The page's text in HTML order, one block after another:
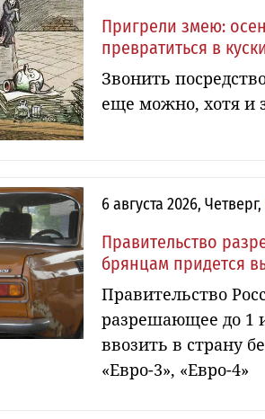
Пригрели змею:
превратиться в
Звонить
еще можно, хотя и
6 августа 2026, Четверг,
Правительство
брянцам придется
Правительство
разрешающее до 1
ввозить в страну
«Евро-3», «Евро-4»